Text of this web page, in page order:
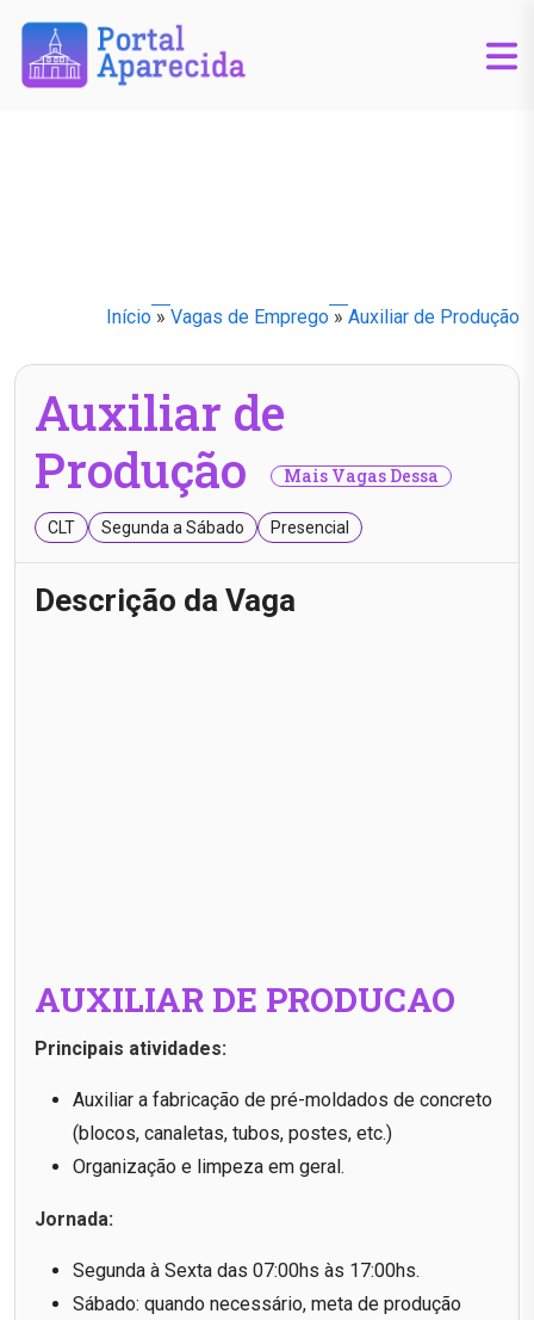
Início » Vagas de Emprego » Auxiliar de Produção
Auxiliar de
Produção
Mais Vagas Dessa
CLT Segunda a Sábado Presencial
Descrição da Vaga
AUXILIAR DE PRODUCAO
Principais atividades:
Auxiliar a fabricação de pré-moldados de concreto
(blocos, canaletas, tubos, postes, etc.)
Organização e limpeza em geral.
Jornada:
Segunda à Sexta das 07:00hs às 17:00hs.
Sábado: quando necessário, meta de produção